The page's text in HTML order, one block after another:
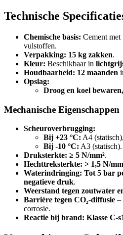
Technische
Chemische basis: Cement
vulstoffen.
Verpakking: 15 kg zakken.
Kleur: Beschikbaar in
Houdbaarheid: 12 maanden
Opslag:
Droog en koel
Mechanische Eigenschappen
Scheuroverbrugging:
Bij +23 °C: A4
Bij -10 °C: A3 (statisch).
Druksterkte: ≥ 5 N/mm².
Hechttreksterkte: > 1,5 N/
Waterindringing: Tot 5 bar
negatieve druk.
Weerstand tegen zoutwater
Barrière tegen CO₂-diffusie –
corrosie.
Reactie bij brand: Klasse C-